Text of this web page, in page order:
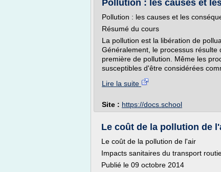
Pollution : les causes et
Pollution : les causes et les
Résumé du cours
La pollution est la libération de
Généralement, le processus
première de pollution. Même les
susceptibles d'être considérées
Lire la suite
Site : https://docs.school
Le coût de la pollution de
Le coût de la pollution de l'air
Impacts sanitaires du transport
Publié le 09 octobre 2014